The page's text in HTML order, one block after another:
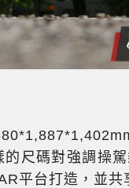
尺碼對強調操
平台打造，並共